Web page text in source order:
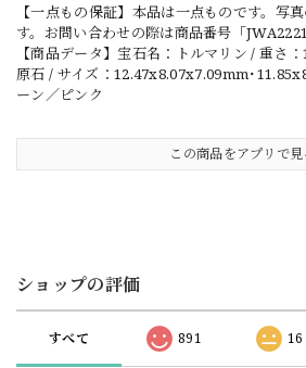
【一点もの保証】本品は一点ものです。写
す。お問い合わせの際は商品番号「
【商品データ】宝石名：トルマリン / 重さ
原石 / サイズ：12.47x8.07x7.09mm･
ーン／ピンク
この商品をアプリで見
ショップの評価
すべて 891 16